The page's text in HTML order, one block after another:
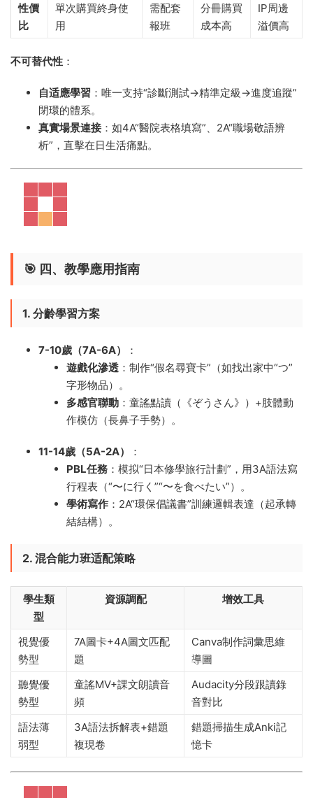
性價
比
單次購買終身使
用
需配套
報班
分冊購買
成本高
IP周邊
溢價高
不可替代性 ​：
自适應學習 ​：唯一支持“診斷測試→精準定級→進度追蹤”
閉環的體系。
真實場景連接 ​：如4A“醫院表格填寫”、2A“職場敬語辨
析”，直擊在日生活痛點。
🎯 ​ 四、教學應用指南
1. 分齡學習方案
7-10歲（7A-6A）​
​：
遊戲化滲透 ​：制作“假名尋寶卡”（如找出家中“つ”
字形物品）。
多感官聯動 ​：童謠點讀（《ぞうさん》）+肢體動
作模仿（長鼻子手勢）。
11-14歲（5A-2A）​
​：
PBL任務 ​：模拟“日本修學旅行計劃”，用3A語法寫
行程表（“〜に行く”“〜を食べたい”）。
學術寫作 ​：2A“環保倡議書”訓練邏輯表達（起承轉
結結構）。
2. 混合能力班适配策略
學生類
型
資源調配 增效工具
視覺優
勢型
7A圖卡+4A圖文匹配
題
Canva制作詞彙思維
導圖
聽覺優
勢型
童謠MV+課文朗讀音
頻
Audacity分段跟讀錄
音對比
語法薄
弱型
3A語法拆解表+錯題
複現卷
錯題掃描生成Anki記
憶卡